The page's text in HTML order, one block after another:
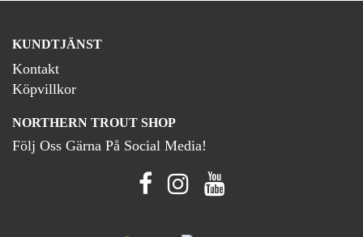
KUNDTJÄNST
Kontakt
Köpvillkor
NORTHERN TROUT SHOP
Följ Oss Gärna På Social Media!